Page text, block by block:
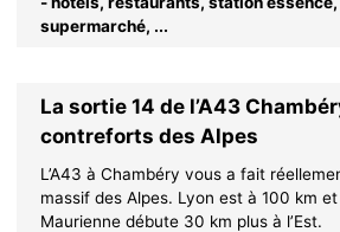
supermarché, ...
La sortie 14 de l’A43
contreforts des Alpes
L’A43 à Chambéry vous a fait
massif des Alpes. Lyon est à 100 km
Maurienne débute 30 km plus à l’Est.